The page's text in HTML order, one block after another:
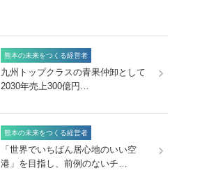
熊本の未来をつくる経営者
九州トップクラスの青果仲卸として
2030年売上300億円…
熊本の未来をつくる経営者
「世界でいちばん居心地のいい空
港」を目指し、前例のないチ…